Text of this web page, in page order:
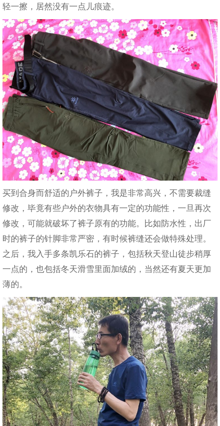
轻一擦，居然没有一点儿痕迹。
买到合身而舒适的户外裤子，我是非常高兴，不需要裁缝
修改，毕竟有些户外的衣物具有一定的功能性，一旦再次
修改，可能就破坏了裤子原有的功能。比如防水性，出厂
时的裤子的针脚非常严密，有时候裤缝还会做特殊处理。
之后，我入手多条凯乐石的裤子，包括秋天登山徒步稍厚
一点的，也包括冬天滑雪里面加绒的，当然还有夏天更加
薄的。